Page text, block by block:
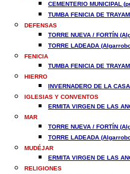
CEMENTERIO MUNICIPAL
TUMBA FENICIA DE
DEFENSAS
TORRE NUEVA / FORTÍN
TORRE LADEADA
FENICIA
TUMBA FENICIA DE
HIERRO
INVERNADERO DE LA
IGLESIAS Y CONVENTOS
ERMITA VIRGEN DE LAS
MAR
TORRE NUEVA / FORTÍN
TORRE LADEADA
MUDÉJAR
ERMITA VIRGEN DE LAS
RELIGIONES